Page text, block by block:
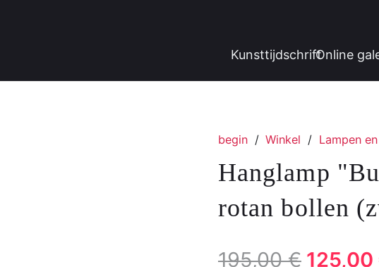
KunsttijdschriftOnline
begin / Winkel / Lampen
Hanglamp
rotan bollen
195,00€ De
125,00